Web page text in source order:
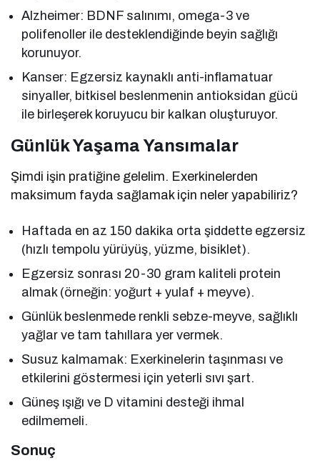
Alzheimer: BDNF salınımı, omega-3 ve
polifenoller ile desteklendiğinde beyin sağlığı
korunuyor.
Kanser: Egzersiz kaynaklı anti-inflamatuar
sinyaller, bitkisel beslenmenin antioksidan gücü
ile birleşerek koruyucu bir kalkan oluşturuyor.
Günlük Yaşama Yansımalar
Şimdi işin pratiğine gelelim. Exerkinelerden
maksimum fayda sağlamak için neler yapabiliriz?
Haftada en az 150 dakika orta şiddette egzersiz
(hızlı tempolu yürüyüş, yüzme, bisiklet).
Egzersiz sonrası 20-30 gram kaliteli protein
almak (örneğin: yoğurt + yulaf + meyve).
Günlük beslenmede renkli sebze-meyve, sağlıklı
yağlar ve tam tahıllara yer vermek.
Susuz kalmamak: Exerkinelerin taşınması ve
etkilerini göstermesi için yeterli sıvı şart.
Güneş ışığı ve D vitamini desteği ihmal
edilmemeli.
Sonuç